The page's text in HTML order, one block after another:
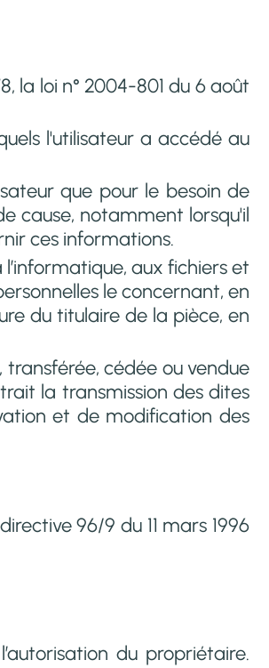
la loi n° 2004-801 du 6 août
l'utilisateur a accédé au
que pour le besoin de
cause, notamment lorsqu'il
ces informations.
aux fichiers et
le concernant, en
du titulaire de la pièce, en
cédée ou vendue
la transmission des dites
et de modification des
96/9 du 11 mars 1996
du propriétaire.